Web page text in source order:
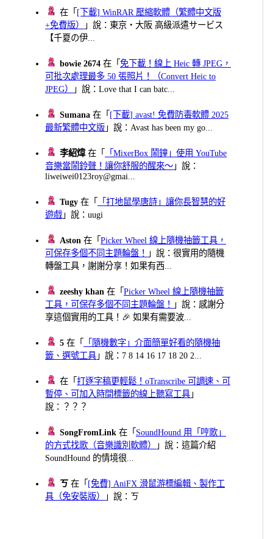
在「 [下載] WinRAR 壓縮軟體（繁體中文版
+免費版）
」說：東京・大阪 高級派遣サービス
【千夏の伊...
bowie 2674 在「免下載！線上 Heic 轉 JPEG，
可批次處理最多 50 張照片！（Convert Heic to
JPEG）
」說：Love that I can batc...
Sumana 在「 [下載] avast! 免費防毒軟體 2025
最新繁體中文版 」說：Avast has been my go...
李紹煒在「
「MixerBox 鬧鐘」使用 YouTube
音樂當鬧鈴聲！讓你舒服的醒來～ 」說：
liweiwei0123roy@gmai...
Tugy 在「
「打地鼠學唐詩」讓你長智慧的好
遊戲 」說：uugi
Aston 在「Picker Wheel 線上隨機抽籤工具，
可保存多個不同主題輪盤！
」說：很實用的隨機
轉盤工具，謝謝分享！如果有西...
zeeshy khan 在「Picker Wheel 線上隨機抽籤
工具，可保存多個不同主題輪盤！
」說：感謝分
享這個實用的工具！🎉 如果有需要波...
5 在「
「隨機數字」介面簡單好看的隨機抽
籤、選號工具 」說：7 8 14 16 17 18 20 2...
在「打逐字稿更輕鬆！oTranscribe 可調速、可
暫停、可加入時間標籤的線上聽寫工具 」
說：？？？
SongFromLink 在「 SoundHound 用「哼歌」
的方式找歌（音樂識別軟體）
」說：這篇介紹
SoundHound 的情境很...
ㄎ 在「 [免費] AniFX 滑鼠游標編輯、製作工
具（免安裝版）
」說：ㄎ